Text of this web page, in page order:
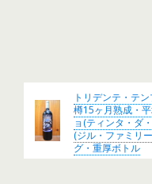
トリデンテ・テ
樽15ヶ月熟成・
ョ(ティンタ・ダ
(ジル・ファミリ
グ・重厚ボトル